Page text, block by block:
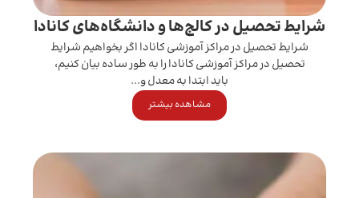
شرایط تحصیل در کالج‌ها و دانشگاه‌های کانادا
شرایط تحصیل در مراکز آموزشی کانادا اگر بخواهیم شرایط
تحصیل در مراکز آموزشی کانادا را به طور ساده بیان کنیم،
باید ابتدا به معدل و...
مشاهده بیشتر